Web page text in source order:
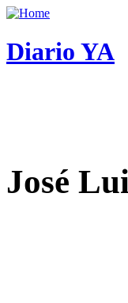
Diario YA
José